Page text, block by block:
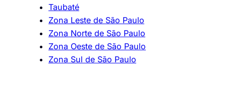
Taubaté
Zona Leste de São Paulo
Zona Norte de São Paulo
Zona Oeste de São Paulo
Zona Sul de São Paulo